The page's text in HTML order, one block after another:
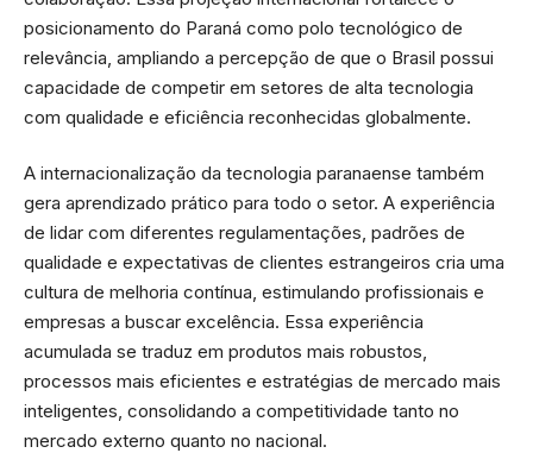
posicionamento do Paraná como polo tecnológico de
relevância, ampliando a percepção de que o Brasil possui
capacidade de competir em setores de alta tecnologia
com qualidade e eficiência reconhecidas globalmente.
A internacionalização da tecnologia paranaense também
gera aprendizado prático para todo o setor. A experiência
de lidar com diferentes regulamentações, padrões de
qualidade e expectativas de clientes estrangeiros cria uma
cultura de melhoria contínua, estimulando profissionais e
empresas a buscar excelência. Essa experiência
acumulada se traduz em produtos mais robustos,
processos mais eficientes e estratégias de mercado mais
inteligentes, consolidando a competitividade tanto no
mercado externo quanto no nacional.